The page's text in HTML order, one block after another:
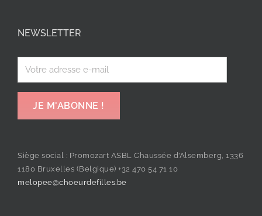
NEWSLETTER
Siège social : Promozart ASBL Chaussée d’Alsemberg, 1336
1180 Bruxelles (Belgique) +32 470 54 71 10
melopee@choeurdefilles.be